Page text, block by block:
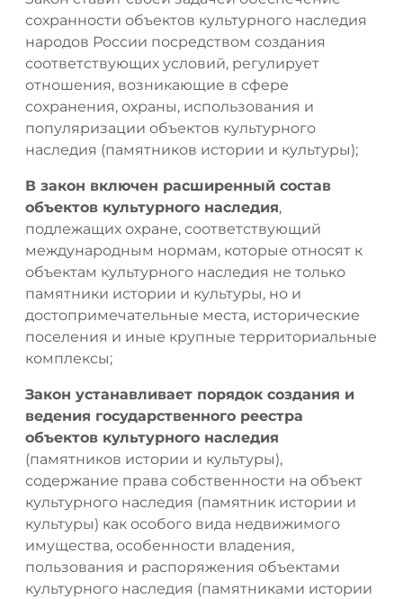
сохранности объектов культурного наследия
народов России посредством создания
соответствующих условий, регулирует
отношения, возникающие в сфере
сохранения, охраны, использования и
популяризации объектов культурного
наследия (памятников истории и культуры);
В закон включен расширенный состав
объектов культурного наследия,
подлежащих охране, соответствующий
международным нормам, которые относят к
объектам культурного наследия не только
памятники истории и культуры, но и
достопримечательные места, исторические
поселения и иные крупные территориальные
комплексы;
Закон устанавливает порядок создания и
ведения государственного реестра
объектов культурного наследия
(памятников истории и культуры),
содержание права собственности на объект
культурного наследия (памятник истории и
культуры) как особого вида недвижимого
имущества, особенности владения,
пользования и распоряжения объектами
культурного наследия (памятниками истории